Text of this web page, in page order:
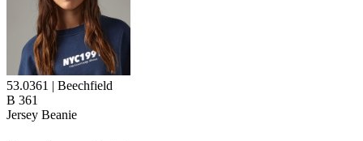
53.0361 | Beechfield
B 361
Jersey Beanie